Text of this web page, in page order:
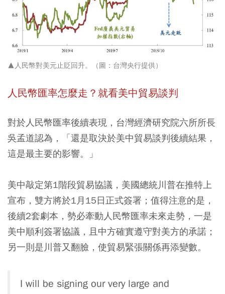
▲人民幣對美元止貶回升。（圖：台灣央行提供）
人民幣匯率怎麼走？就看美中貿易談判
對於人民幣匯率後續表現，台灣經濟研究院六所所長
吳孟道認為，「還是取決於美中貿易談判後續結果，
這是最主要的影響。」
美中敲定第1階段貿易協議，美國總統川普在推特上
宣布，雙方將於1月15日正式簽署；值得注意的是，
後續2套劇本，勢必牽動人民幣匯率未來走勢，一是
美中順利簽署協議，且中方確實遵守對美方的承諾；
另一則是川普又翻臉，使貿易緊張關係再添變數。
I will be signing our very large and